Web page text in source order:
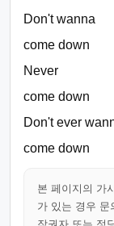
Don't wanna
come down
Never
come down
Don't ever
come down
본 페이지의 가
가 있는 경우 문